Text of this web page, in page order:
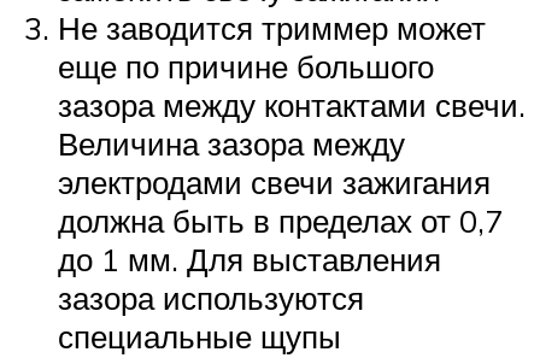
Не заводится триммер может
еще по причине большого
зазора между контактами свечи.
Величина зазора между
электродами свечи зажигания
должна быть в пределах от 0,7
до 1 мм. Для выставления
зазора используются
специальные щупы